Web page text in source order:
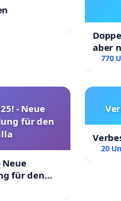
aber
770
- Neue
für den
Neue
für den
20